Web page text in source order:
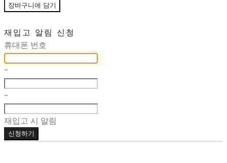
장바구니에 담기
재입고 알림 신청
휴대폰 번호
-
-
재입고 시 알림
신청하기